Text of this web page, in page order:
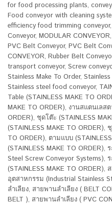
for food processing plants,
Food conveyor with cleaning
efficiency food trimming conveyor,
Conveyor, MODULAR CONVEYOR,
PVC Belt Conveyor, PVC Belt
CONVEYOR, Rubber Belt
transport conveyor, Screw
Stainless Make To Order,
Stainless steel food conveyor,
Table (STAINLESS MAKE TO
MAKE TO ORDER), งานสแตนเลส
ORDER), ชุดโต๊ะ (STAINLESS
(STAINLESS MAKE TO ORDER),
TO ORDER), ตามแบบ
(STAINLESS MAKE TO ORDER),
Steel Screw Conveyor Systems),
(STAINLESS MAKE TO ORDER),
อุตสาหกรรม (Industrial Stainless
ลำเลียง, สายพานลำเลียง ( BELT
BELT ), สายพานลำเลียง ( PVC